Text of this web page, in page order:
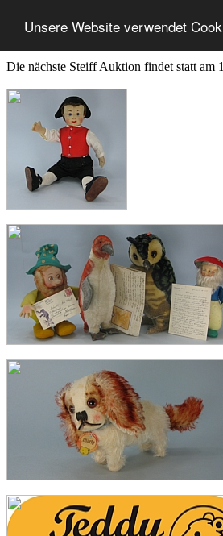
Unsere Website verwendet
Die nächste Steiff Auktion findet statt am